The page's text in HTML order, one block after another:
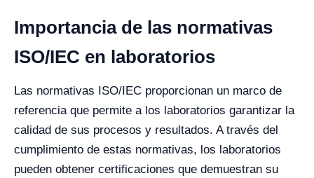
Importancia de las normativas
ISO/IEC en laboratorios
Las normativas ISO/IEC proporcionan un marco de
referencia que permite a los laboratorios garantizar la
calidad de sus procesos y resultados. A través del
cumplimiento de estas normativas, los laboratorios
pueden obtener certificaciones que demuestran su